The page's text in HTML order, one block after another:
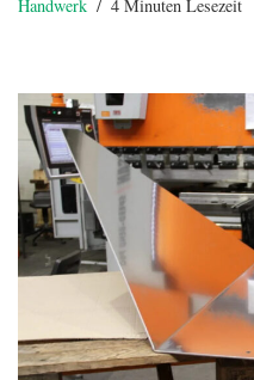
Handwerk
4 Minuten Lesezeit